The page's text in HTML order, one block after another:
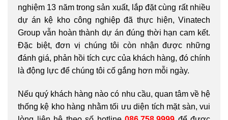
nghiệm 13 năm trong sản xuất, lắp đặt cùng rất nhiều
dự án kệ kho công nghiệp đã thực hiện, Vinatech
Group vẫn hoàn thành dự án đúng thời hạn cam kết.
Đặc biệt, đơn vị chúng tôi còn nhận được những
đánh giá, phản hồi tích cực của khách hàng, đó chính
là động lực để chúng tôi cố gắng hơn mỗi ngày.
Nếu quý khách hàng nào có nhu cầu, quan tâm về hệ
thống kệ kho hàng nhằm tối ưu diện tích mặt sàn, vui